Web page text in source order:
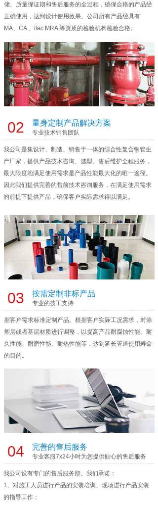
量身定制产品解决方案
储、质量保证期和售后服务的全过程，确保合格的产品经
正确使用，达到设计使用效果。公司所有产品经具有
MA、CA 、ilac MRA 等资质的检验机构检验合格。
03
据客户需求标准定制产品。根据客户实际工况需求，对涂
塑层或者基层材质进行调整，以提高产品耐腐蚀性能、耐
久性能、耐磨性能、耐热性能等，达到延长管道使用寿命
的目的。
按需定制非标产品
专业的技工支持
02
我公司是集设计、制造、销售于一体的综合性复合钢管生
产厂家，提供产品技术咨询、选型、售后维护全程服务，
最大限度地满足使用需求是产品性能最大化的唯一途径。
因此我们提供完善的售前技术咨询服务，在满足使用需求
的前提下提供产品，确保客户实际需求得以满足。
专业技术销售团队
完善的售后服务
专业客服7x24小时为您提供贴心的售后服务
我公司设有专门的售后服务部。我们承诺：
1、对施工人员进行产品的安装培训、现场进行产品安装
的指导工作；
04